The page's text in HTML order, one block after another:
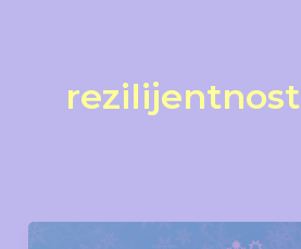
rezilijentnost